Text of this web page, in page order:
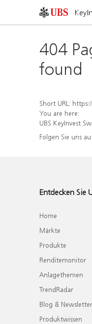
404
found
Short URL: https://
You are here:
UBS KeyInvest
Folgen Sie uns
Entdecken Sie
Home
Märkte
Produkte
Renditemonitor
Anlagethemen
TrendRadar
Blog & Newsletter
Produktwissen